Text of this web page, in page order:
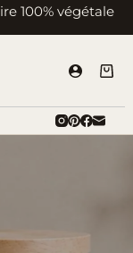
100% végétale